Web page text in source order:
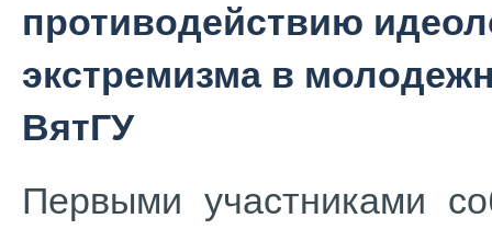
противодействию
экстремизма в
ВятГУ
Первыми участниками